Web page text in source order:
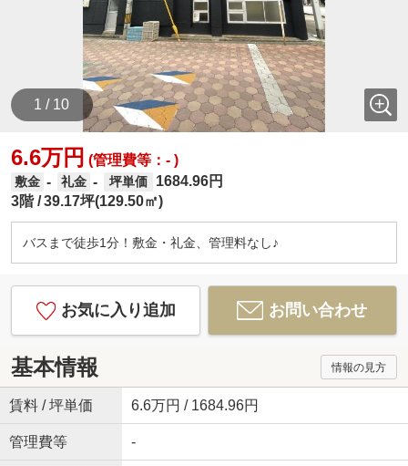
1 / 10
6.6万円 (管理費等：- )
敷金 - 礼金 - 坪単価
1684.96円
3階 39.17坪(129.50㎡)
バスまで徒歩1分！敷金・礼金、管理料なし♪
お気に入り追加 お問い合わせ
基本情報 情報の見方
賃料 / 坪単価 6.6万円 / 1684.96円
管理費等 -